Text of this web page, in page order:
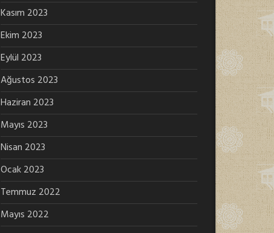
Kasım 2023
Ekim 2023
Eylül 2023
Ağustos 2023
Haziran 2023
Mayıs 2023
Nisan 2023
Ocak 2023
Temmuz 2022
Mayıs 2022